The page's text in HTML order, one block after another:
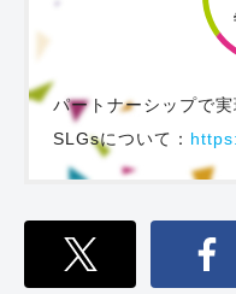
パートナーシップで
SLGsについて：